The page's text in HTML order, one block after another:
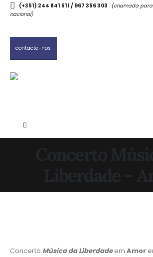
(+351) 244 841 511 / 967 356 303 (chamada
nacional)
contacte-nos
Concerto Música da Liberdadeem Amor